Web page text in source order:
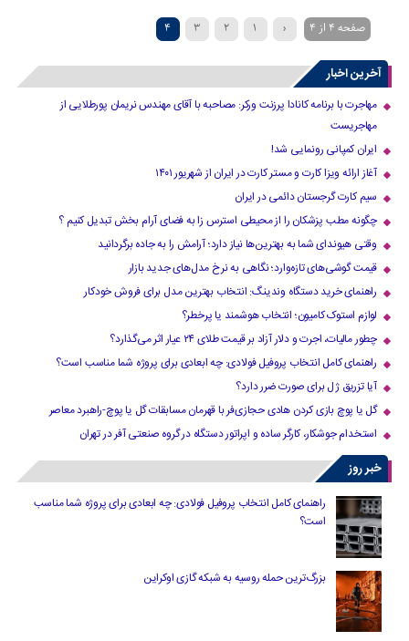
صفحه 4 از 4 ‹
1
2
3
4
آخرین اخبار
مهاجرت با برنامه کانادا پرزنت ورکر: مصاحبه با آقای مهندس نریمان پورطلایی از
مهاجریست
ایران کمپانی رونمایی شد!
آغاز ارائه ویزا کارت و مستر کارت در ایران از شهریور ۱۴۰۱
سیم کارت گرجستان دائمی در ایران
چگونه مطب پزشکان را از محیطی استرس زا به فضای آرام بخش تبدیل کنیم ؟
وقتی هیوندای شما به بهترین‌ها نیاز دارد؛ آرامش را به جاده برگردانید
قیمت گوشی‌های تازه‌وارد؛ نگاهی به نرخ مدل‌های جدید بازار
راهنمای خرید دستگاه وندینگ: انتخاب بهترین مدل برای فروش خودکار
لوازم استوک کامیون؛ انتخاب هوشمند یا پرخطر؟
چطور مالیات، اجرت و دلار آزاد بر قیمت طلای ۲۴ عیار اثر می‌گذارد؟
راهنمای کامل انتخاب پروفیل فولادی: چه ابعادی برای پروژه شما مناسب است؟
آیا تزریق ژل برای صورت ضرر دارد​؟
گل یا پوچ بازی کردن هادی حجازی‌فر با قهرمان مسابقات گل یا پوچ-راهبرد معاصر
استخدام جوشکار، کارگر ساده و اپراتور دستگاه در گروه صنعتی آفر در تهران
خبر روز
راهنمای کامل انتخاب پروفیل فولادی: چه ابعادی برای پروژه شما مناسب
است؟
بزرگ‌ترین حمله روسیه به شبکه گازی اوکراین